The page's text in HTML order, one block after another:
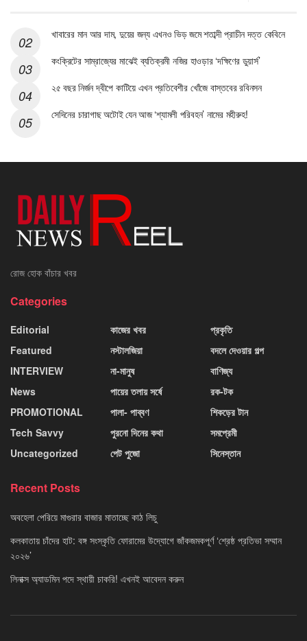
খাবারের মান আর দাম, দুয়ের জন্য এখনও ভিড় জমে শতাব্দী প্রাচীন দত্ত কেবিনে
কংক্রিটের সাম্রাজ্যের মাঝেই ব্যতিক্রমী নজির হাওড়ার ‘দক্ষিণের ডুয়ার্স’
২৫ বছর নির্জন দ্বীপে কাটিয়ে এখন প্রতিবেশীর খোঁজে বাস্তবের রবিনসন
সেদিনের চারাগাছ অটোই যেন আজ ‘শ্যামলী পরিবহন’ নামের মহীরুহ!
রোজ হোক বাঁচার খবর
Categories
Editorial
Featured
INTERVIEW
News
PROMOTIONAL
Tech Savvy
Uncategorized
কাজের খবর
নস্টালজিয়া
না-মানুষ
পায়ের তলায় সর্ষে
পালা- পাব্বণ
পুরনো দিনের কথা
পেট পুজো
প্রকৃতি
বদলে দেওয়ার গল্প
বাণিজ্য
রক-টক
শিকড়ের টান
সমপ্রেমী
সিনেস্তান
Recent Posts
অবহেলা পেরিয়ে মাগুরার বাজার মাতাচ্ছে কাঠ লিচু
কলকাতায় চাঁদের হাট: বঙ্গ সংস্কৃতি ফোরামের উদ্যোগে জাঁকজমকপূর্ণ ‘শ্রেষ্ঠ প্রতিভা সম্মান
২০২৬’
লিনাক্স অ্যাডমিন পদে স্থায়ী চাকরি! এখনই আবেদন করুন